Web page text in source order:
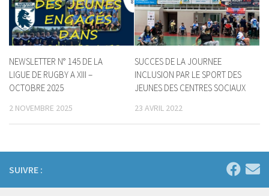
NEWSLETTER N° 145 DE LA
LIGUE DE RUGBY A XIII –
OCTOBRE 2025
2 NOVEMBRE 2025
SUCCES DE LA JOURNEE
INCLUSION PAR LE SPORT DES
JEUNES DES CENTRES SOCIAUX
23 AVRIL 2022
SUIVRE :